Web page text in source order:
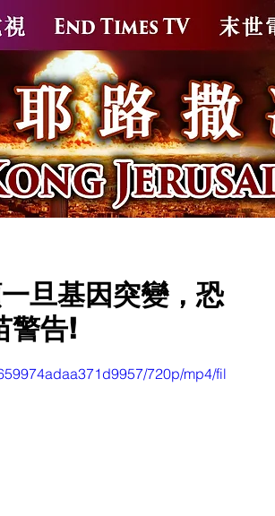
旦基因突變，恐
警告!
720p/mp4/fil